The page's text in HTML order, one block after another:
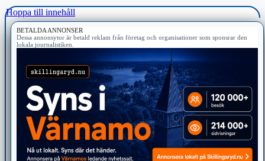
Hoppa till innehåll
BETALDA ANNONSER
Dessa annonsytor är betald reklam från företag och organisationer som sponsrar den
lokala journalistiken.